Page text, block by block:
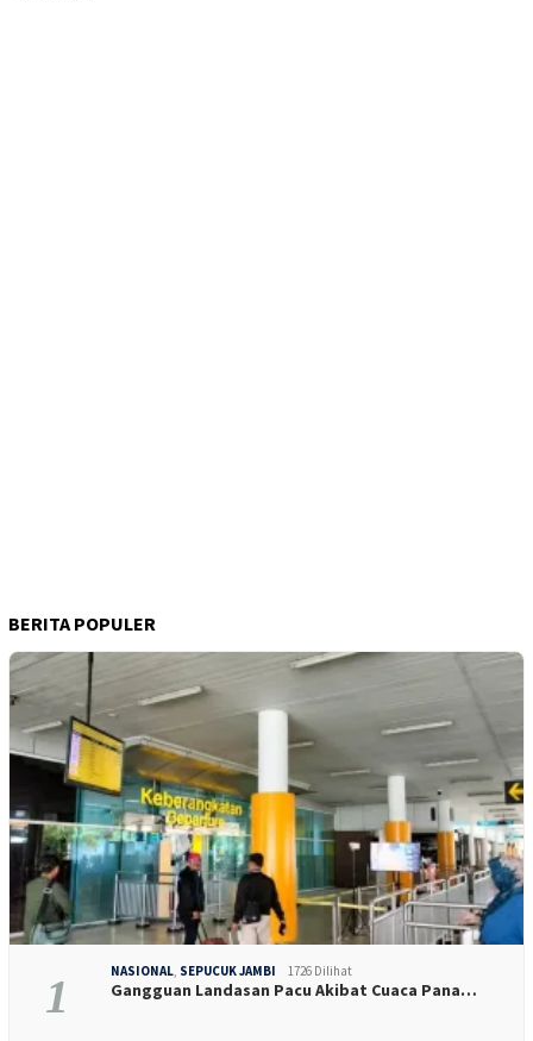
BERITA POPULER
1 NASIONAL SEPUCUK JAMBI 1726 Dilihat
Gangguan Landasan Pacu Akibat Cuaca Pana…